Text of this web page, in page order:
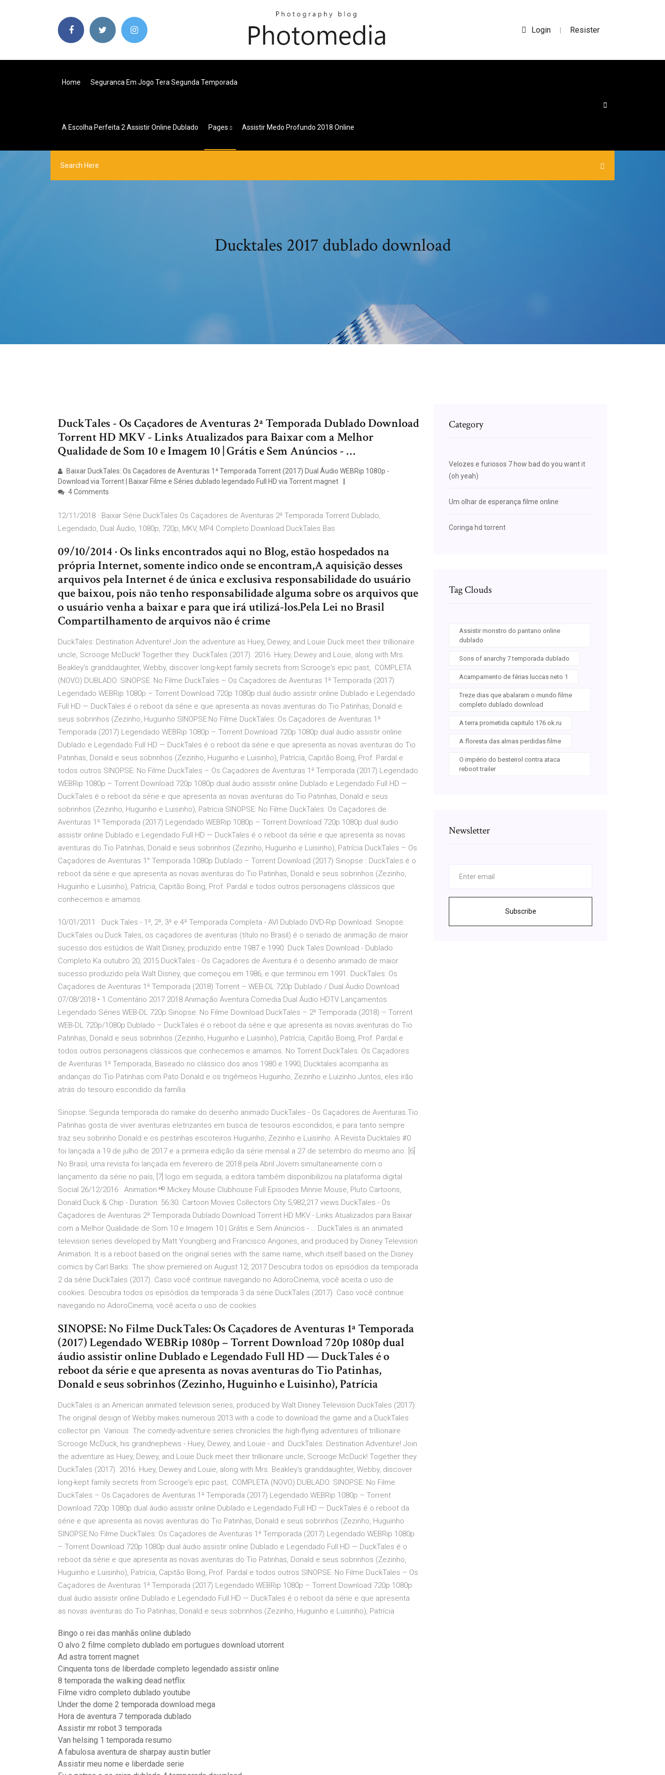
Login | Resister
Home Seguranca Em Jogo Tera Segunda Temporada
A Escolha Perfeita 2 Assistir Online Dublado Pages Assistir Medo Profundo 2018 Online
Ducktales 2017 dublado download
DuckTales - Os Caçadores de Aventuras 2ª Temporada Dublado Download
Torrent HD MKV - Links Atualizados para Baixar com a Melhor
Qualidade de Som 10 e Imagem 10 | Grátis e Sem Anúncios - …
Baixar DuckTales: Os Caçadores de Aventuras 1ª Temporada Torrent (2017) Dual Áudio WEBRip 1080p -
Download via Torrent | Baixar Filme e Séries dublado legendado Full HD via Torrent magnet
4 Comments
12/11/2018 · Baixar Série DuckTales Os Caçadores de Aventuras 2ª Temporada Torrent Dublado,
Legendado, Dual Áudio, 1080p, 720p, MKV, MP4 Completo Download DuckTales Bas
09/10/2014 · Os links encontrados aqui no Blog, estão hospedados na
própria Internet, somente indico onde se encontram,A aquisição desses
arquivos pela Internet é de única e exclusiva responsabilidade do usuário
que baixou, pois não tenho responsabilidade alguma sobre os arquivos que
o usuário venha a baixar e para que irá utilizá-los.Pela Lei no Brasil
Compartilhamento de arquivos não é crime
DuckTales: Destination Adventure! Join the adventure as Huey, Dewey, and Louie Duck meet their trillionaire
uncle, Scrooge McDuck! Together they DuckTales (2017). 2016. Huey, Dewey and Louie, along with Mrs.
Beakley's granddaughter, Webby, discover long-kept family secrets from Scrooge's epic past, COMPLETA
(NOVO) DUBLADO. SINOPSE: No Filme DuckTales – Os Caçadores de Aventuras 1ª Temporada (2017)
Legendado WEBRip 1080p – Torrent Download 720p 1080p dual áudio assistir online Dublado e Legendado
Full HD — DuckTales é o reboot da série e que apresenta as novas aventuras do Tio Patinhas, Donald e
seus sobrinhos (Zezinho, Huguinho SINOPSE:No Filme DuckTales: Os Caçadores de Aventuras 1ª
Temporada (2017) Legendado WEBRip 1080p – Torrent Download 720p 1080p dual áudio assistir online
Dublado e Legendado Full HD — DuckTales é o reboot da série e que apresenta as novas aventuras do Tio
Patinhas, Donald e seus sobrinhos (Zezinho, Huguinho e Luisinho), Patrícia, Capitão Boing, Prof. Pardal e
todos outros SINOPSE: No Filme DuckTales – Os Caçadores de Aventuras 1ª Temporada (2017) Legendado
WEBRip 1080p – Torrent Download 720p 1080p dual áudio assistir online Dublado e Legendado Full HD —
DuckTales é o reboot da série e que apresenta as novas aventuras do Tio Patinhas, Donald e seus
sobrinhos (Zezinho, Huguinho e Luisinho), Patrícia SINOPSE: No Filme DuckTales: Os Caçadores de
Aventuras 1ª Temporada (2017) Legendado WEBRip 1080p – Torrent Download 720p 1080p dual áudio
assistir online Dublado e Legendado Full HD — DuckTales é o reboot da série e que apresenta as novas
aventuras do Tio Patinhas, Donald e seus sobrinhos (Zezinho, Huguinho e Luisinho), Patrícia DuckTales – Os
Caçadores de Aventuras 1° Temporada 1080p Dublado – Torrent Download (2017) Sinopse : DuckTales é o
reboot da série e que apresenta as novas aventuras do Tio Patinhas, Donald e seus sobrinhos (Zezinho,
Huguinho e Luisinho), Patrícia, Capitão Boing, Prof. Pardal e todos outros personagens clássicos que
conhecemos e amamos.
10/01/2011 · Duck Tales - 1ª, 2ª, 3ª e 4ª Temporada Completa - AVI Dublado DVD-Rip Download. Sinopse:
DuckTales ou Duck Tales, os caçadores de aventuras (título no Brasil) é o seriado de animação de maior
sucesso dos estúdios de Walt Disney, produzido entre 1987 e 1990. Duck Tales Download - Dublado
Completo Ka outubro 20, 2015 DuckTales - Os Caçadores de Aventura é o desenho animado de maior
sucesso produzido pela Walt Disney, que começou em 1986, e que terminou em 1991. DuckTales: Os
Caçadores de Aventuras 1ª Temporada (2018) Torrent – WEB-DL 720p Dublado / Dual Áudio Download
07/08/2018 • 1 Comentário 2017 2018 Animação Aventura Comedia Dual Áudio HDTV Lançamentos
Legendado Séries WEB-DL 720p Sinopse: No Filme Download DuckTales – 2ª Temporada (2018) – Torrent
WEB-DL 720p/1080p Dublado – DuckTales é o reboot da série e que apresenta as novas aventuras do Tio
Patinhas, Donald e seus sobrinhos (Zezinho, Huguinho e Luisinho), Patrícia, Capitão Boing, Prof. Pardal e
todos outros personagens clássicos que conhecemos e amamos. No Torrent DuckTales: Os Caçadores
de Aventuras 1ª Temporada, Baseado no clássico dos anos 1980 e 1990, Ducktales acompanha as
andanças do Tio Patinhas com Pato Donald e os trigêmeos Huguinho, Zezinho e Luizinho.Juntos, eles irão
atrás do tesouro escondido da família.
Sinopse: Segunda temporada do ramake do desenho animado DuckTales - Os Caçadores de Aventuras.Tio
Patinhas gosta de viver aventuras eletrizantes em busca de tesouros escondidos, e para tanto sempre
traz seu sobrinho Donald e os pestinhas escoteiros Huguinho, Zezinho e Luisinho. A Revista Ducktales #0
foi lançada a 19 de julho de 2017 e a primeira edição da série mensal a 27 de setembro do mesmo ano. [6]
No Brasil, uma revista foi lançada em fevereiro de 2018 pela Abril Jovem simultaneamente com o
lançamento da série no país, [7] logo em seguida, a editora também disponibilizou na plataforma digital
Social 26/12/2016 · Animation ᴴᴰ Mickey Mouse Clubhouse Full Episodes Minnie Mouse, Pluto Cartoons,
Donald Duck & Chip - Duration: 56:30. Cartoon Movies Collectors City 5,982,217 views DuckTales - Os
Caçadores de Aventuras 2ª Temporada Dublado Download Torrent HD MKV - Links Atualizados para Baixar
com a Melhor Qualidade de Som 10 e Imagem 10 | Grátis e Sem Anúncios - … DuckTales is an animated
television series developed by Matt Youngberg and Francisco Angones, and produced by Disney Television
Animation. It is a reboot based on the original series with the same name, which itself based on the Disney
comics by Carl Barks. The show premiered on August 12, 2017 Descubra todos os episódios da temporada
2 da série DuckTales (2017). Caso você continue navegando no AdoroCinema, você aceita o uso de
cookies. Descubra todos os episódios da temporada 3 da série DuckTales (2017). Caso você continue
navegando no AdoroCinema, você aceita o uso de cookies.
SINOPSE: No Filme DuckTales: Os Caçadores de Aventuras 1ª Temporada
(2017) Legendado WEBRip 1080p – Torrent Download 720p 1080p dual
áudio assistir online Dublado e Legendado Full HD — DuckTales é o
reboot da série e que apresenta as novas aventuras do Tio Patinhas,
Donald e seus sobrinhos (Zezinho, Huguinho e Luisinho), Patrícia
DuckTales is an American animated television series, produced by Walt Disney Television DuckTales (2017):
The original design of Webby makes numerous 2013 with a code to download the game and a DuckTales
collector pin. Various The comedy-adventure series chronicles the high-flying adventures of trillionaire
Scrooge McDuck, his grandnephews - Huey, Dewey, and Louie - and DuckTales: Destination Adventure! Join
the adventure as Huey, Dewey, and Louie Duck meet their trillionaire uncle, Scrooge McDuck! Together they
DuckTales (2017). 2016. Huey, Dewey and Louie, along with Mrs. Beakley's granddaughter, Webby, discover
long-kept family secrets from Scrooge's epic past, COMPLETA (NOVO) DUBLADO. SINOPSE: No Filme
DuckTales – Os Caçadores de Aventuras 1ª Temporada (2017) Legendado WEBRip 1080p – Torrent
Download 720p 1080p dual áudio assistir online Dublado e Legendado Full HD — DuckTales é o reboot da
série e que apresenta as novas aventuras do Tio Patinhas, Donald e seus sobrinhos (Zezinho, Huguinho
SINOPSE:No Filme DuckTales: Os Caçadores de Aventuras 1ª Temporada (2017) Legendado WEBRip 1080p
– Torrent Download 720p 1080p dual áudio assistir online Dublado e Legendado Full HD — DuckTales é o
reboot da série e que apresenta as novas aventuras do Tio Patinhas, Donald e seus sobrinhos (Zezinho,
Huguinho e Luisinho), Patrícia, Capitão Boing, Prof. Pardal e todos outros SINOPSE: No Filme DuckTales – Os
Caçadores de Aventuras 1ª Temporada (2017) Legendado WEBRip 1080p – Torrent Download 720p 1080p
dual áudio assistir online Dublado e Legendado Full HD — DuckTales é o reboot da série e que apresenta
as novas aventuras do Tio Patinhas, Donald e seus sobrinhos (Zezinho, Huguinho e Luisinho), Patrícia
Bingo o rei das manhãs online dublado
O alvo 2 filme completo dublado em portugues download utorrent
Ad astra torrent magnet
Cinquenta tons de liberdade completo legendado assistir online
8 temporada the walking dead netflix
Filme vidro completo dublado youtube
Under the dome 2 temporada download mega
Hora de aventura 7 temporada dublado
Assistir mr robot 3 temporada
Van helsing 1 temporada resumo
A fabulosa aventura de sharpay austin butler
Assistir meu nome e liberdade serie
Category
Velozes e furiosos 7 how bad do you want it
(oh yeah)
Um olhar de esperança filme online
Coringa hd torrent
Tag Clouds
Assistir monstro do pantano online
dublado
Sons of anarchy 7 temporada dublado
Acampamento de férias luccas neto 1
Treze dias que abalaram o mundo filme
completo dublado download
A terra prometida capitulo 176 ok.ru
A floresta das almas perdidas filme
O império do besteirol contra ataca
reboot trailer
Newsletter
Subscribe